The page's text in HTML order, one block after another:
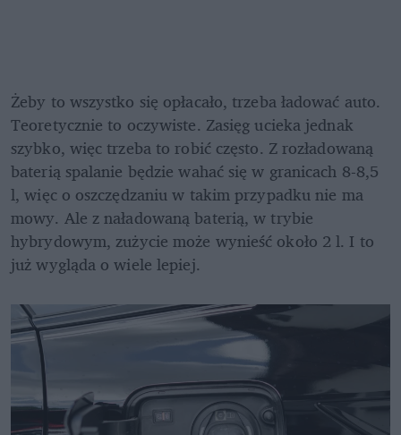
Żeby to wszystko się opłacało, trzeba ładować auto.
Teoretycznie to oczywiste. Zasięg ucieka jednak
szybko, więc trzeba to robić często. Z rozładowaną
baterią spalanie będzie wahać się w granicach 8-8,5
l, więc o oszczędzaniu w takim przypadku nie ma
mowy. Ale z naładowaną baterią, w trybie
hybrydowym, zużycie może wynieść około 2 l. I to
już wygląda o wiele lepiej.